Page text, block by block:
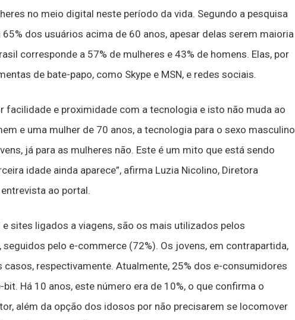
no meio digital neste período da vida. Segundo a pesquisa
dos usuários acima de 60 anos, apesar delas serem maioria
corresponde a 57% de mulheres e 43% de homens. Elas, por
de bate-papo, como Skype e MSN, e redes sociais.
facilidade e proximidade com a tecnologia e isto não muda ao
e uma mulher de 70 anos, a tecnologia para o sexo masculino
já para as mulheres não. Este é um mito que está sendo
idade ainda aparece”, afirma Luzia Nicolino, Diretora
ao portal.
sites ligados a viagens, são os mais utilizados pelos
pelo e-commerce (72%). Os jovens, em contrapartida,
respectivamente. Atualmente, 25% dos e-consumidores
Há 10 anos, este número era de 10%, o que confirma o
além da opção dos idosos por não precisarem se locomover